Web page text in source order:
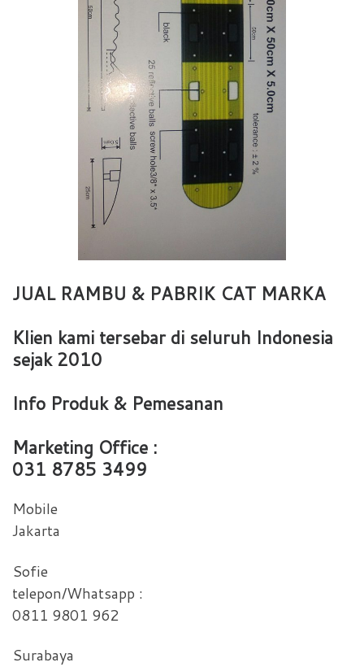
JUAL RAMBU & PABRIK CAT MARKA
Klien kami tersebar di seluruh Indonesia
sejak 2010
Info Produk & Pemesanan
Marketing Office :
031 8785 3499
Mobile
Jakarta
Sofie
telepon/Whatsapp :
0811 9801 962
Surabaya